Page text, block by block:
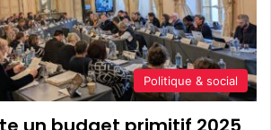
Politique & social